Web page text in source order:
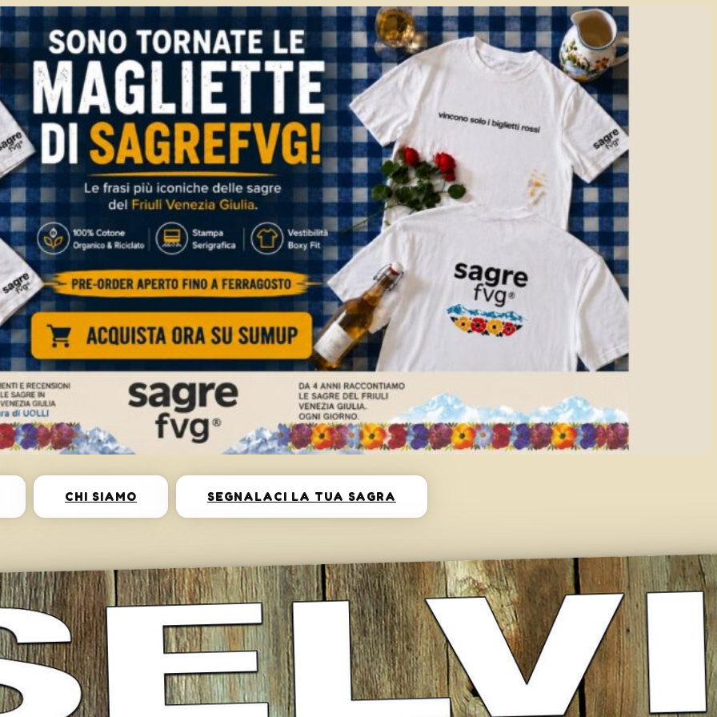
CHI SIAMO SEGNALACI LA TUA SAGRA